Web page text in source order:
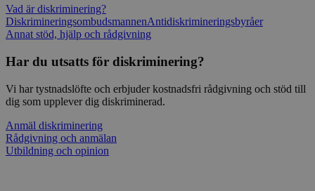
Vad är diskriminering?
DiskrimineringsombudsmannenAntidiskrimineringsbyråer
Annat stöd, hjälp och rådgivning
Har du utsatts för diskriminering?
Vi har tystnadslöfte och erbjuder kostnadsfri rådgivning och stöd till
dig som upplever dig diskriminerad.
Anmäl diskriminering
Rådgivning och anmälan
Utbildning och opinion